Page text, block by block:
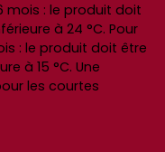
mois : le produit doit
à 24 °C. Pour
: le produit doit être
à 15 °C. Une
les courtes